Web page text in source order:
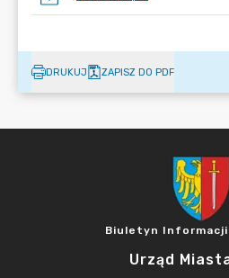
DRUKUJ ZAPISZ DO PDF
Biuletyn Informacji
Urząd